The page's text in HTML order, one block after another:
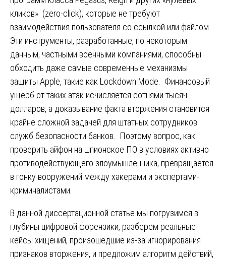
кликов» (zero-click), которые не требуют
взаимодействия пользователя со ссылкой или файлом.
Эти инструменты, разработанные, по некоторым
данным, частными военными компаниями, способны
обходить даже самые современные механизмы
защиты Apple, такие как Lockdown Mode. Финансовый
ущерб от таких атак исчисляется сотнями тысяч
долларов, а доказывание факта вторжения становится
крайне сложной задачей для штатных сотрудников
служб безопасности банков. Поэтому вопрос, как
проверить айфон на шпионское ПО в условиях активно
противодействующего злоумышленника, превращается
в гонку вооружений между хакерами и экспертами-
криминалистами.
В данной диссертационной статье мы погрузимся в
глубины цифровой форензики, разберем реальные
кейсы хищений, произошедшие из-за игнорирования
признаков вторжения, и предложим алгоритм действий,